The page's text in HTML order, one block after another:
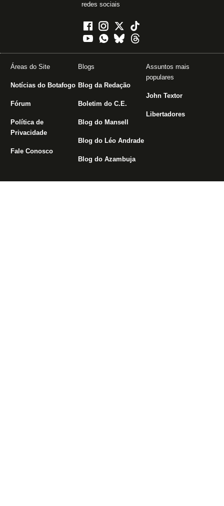
redes sociais
Áreas do Site
Notícias do Botafogo
Fórum
Política de
Privacidade
Fale Conosco
Blogs
Blog da Redação
Boletim do C.E.
Blog do Mansell
Blog do Léo Andrade
Blog do Azambuja
Assuntos mais
populares
John Textor
Libertadores